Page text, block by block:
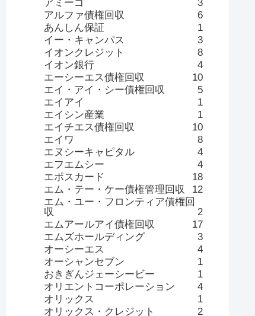
アミーゴ
3
アルファ債権回収
6
あんしん保証
1
イー・キャンパス
3
イオンクレジット
8
イオン銀行
4
エーシーエス債権回収
10
エイ・アイ・シー債権回収
5
エイアイ
1
エイシン産業
1
エイチエス債権回収
10
エイワ
8
エヌシーキャピタル
4
エフエムシー
4
エポスカード
18
エム・テー・ケー債権管理回収
12
エム・ユー・フロンティア債権回
収
2
エムアールアイ債権回収
17
エムズホールディング
3
オーシーエス
4
オーシャンセブン
1
おきぎんジェーシービー
1
オリエントコーポレーション
4
オリックス
1
オリックス・クレジット
2